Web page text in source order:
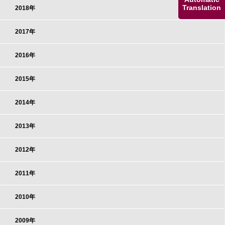
Translation
2018年
2017年
2016年
2015年
2014年
2013年
2012年
2011年
2010年
2009年